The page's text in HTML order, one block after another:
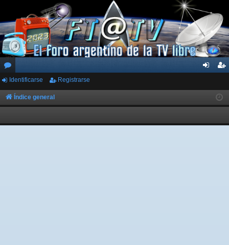
or
os
ar
ist
rs
Identificarse Registrarse
Índice general